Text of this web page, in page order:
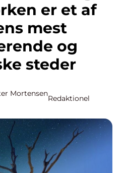
er et af
mest
og
steder
Mortensen
Redaktionel